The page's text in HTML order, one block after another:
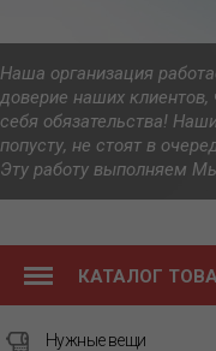
Наша организация
доверие наших
себя обязательства!
попусту, не стоят в
Эту работу выполняем
КАТАЛОГ
Нужные вещи